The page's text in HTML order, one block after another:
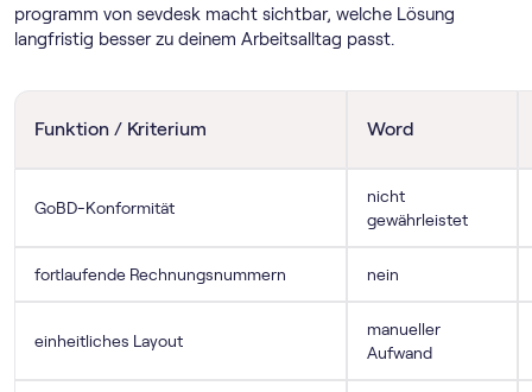
programm von sevdesk macht sichtbar, welche Lösung
langfristig besser zu deinem Arbeitsalltag passt.
Funktion / Kriterium Word
GoBD-Konformität
nicht
gewährleistet
fortlaufende Rechnungsnummern nein
einheitliches Layout
manueller
Aufwand